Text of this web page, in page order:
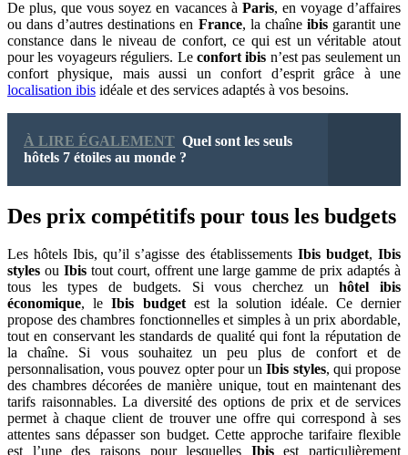
De plus, que vous soyez en vacances à Paris, en voyage d’affaires
ou dans d’autres destinations en France, la chaîne ibisgarantit une
constance dans le niveau de confort, ce qui est un véritable atout
pour les voyageurs réguliers. Le confort ibis n’est pas seulement un
confort physique, mais aussi un confort d’esprit grâce à une
localisation ibis idéale et des services adaptés à vos besoins.
À LIRE ÉGALEMENT Quel sont les seuls
hôtels 7 étoiles au monde ?
Des prix compétitifs pour tous les budgets
Les hôtels Ibis, qu’il s’agisse des établissements Ibis budget,Ibis
styles ou Ibistout court, offrent une large gamme de prix adaptés à
tous les types de budgets. Si vous cherchez unhôtel ibis
économique, leIbis budgetest la solution idéale. Ce dernier
propose des chambres fonctionnelles et simples à un prix abordable,
tout en conservant les standards de qualité qui font la réputation de
la chaîne. Si vous souhaitez un peu plus de confort et de
personnalisation, vous pouvez opter pour unIbis styles, qui propose
des chambres décorées de manière unique, tout en maintenant des
tarifs raisonnables. La diversité des options de prix et de services
permet à chaque client de trouver une offre qui correspond à ses
attentes sans dépasser son budget. Cette approche tarifaire flexible
est l’une des raisons pour lesquelles Ibisest particulièrement